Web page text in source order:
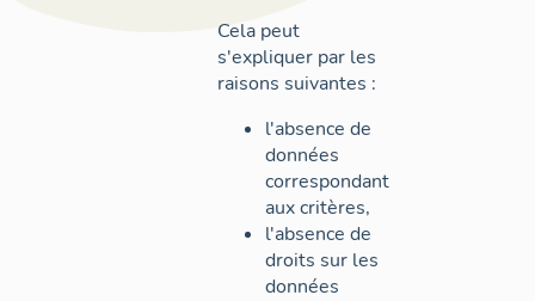
Cela peut
s'expliquer par les
raisons suivantes :
l'absence de
données
correspondant
aux critères,
l'absence de
droits sur les
données